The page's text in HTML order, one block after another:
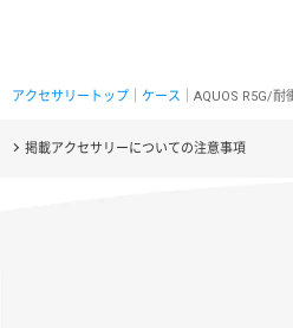
アクセサリートップ ケース ｜AQUOS R5G/
掲載アクセサリーについての注意事項